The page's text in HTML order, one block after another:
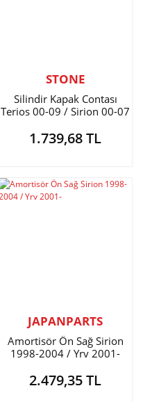
STONE
Silindir Kapak Contası
Terios 00-09 / Sirion 00-07
1.739,68 TL
JAPANPARTS
Amortisör Ön Sağ Sirion
1998-2004 / Yrv 2001-
2.479,35 TL